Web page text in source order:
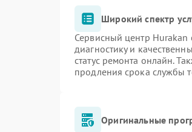
Широкий спектр
Сервисный центр Hurakan
диагностику и
статус ремонта онлайн.
продления срока службы
Оригинальные